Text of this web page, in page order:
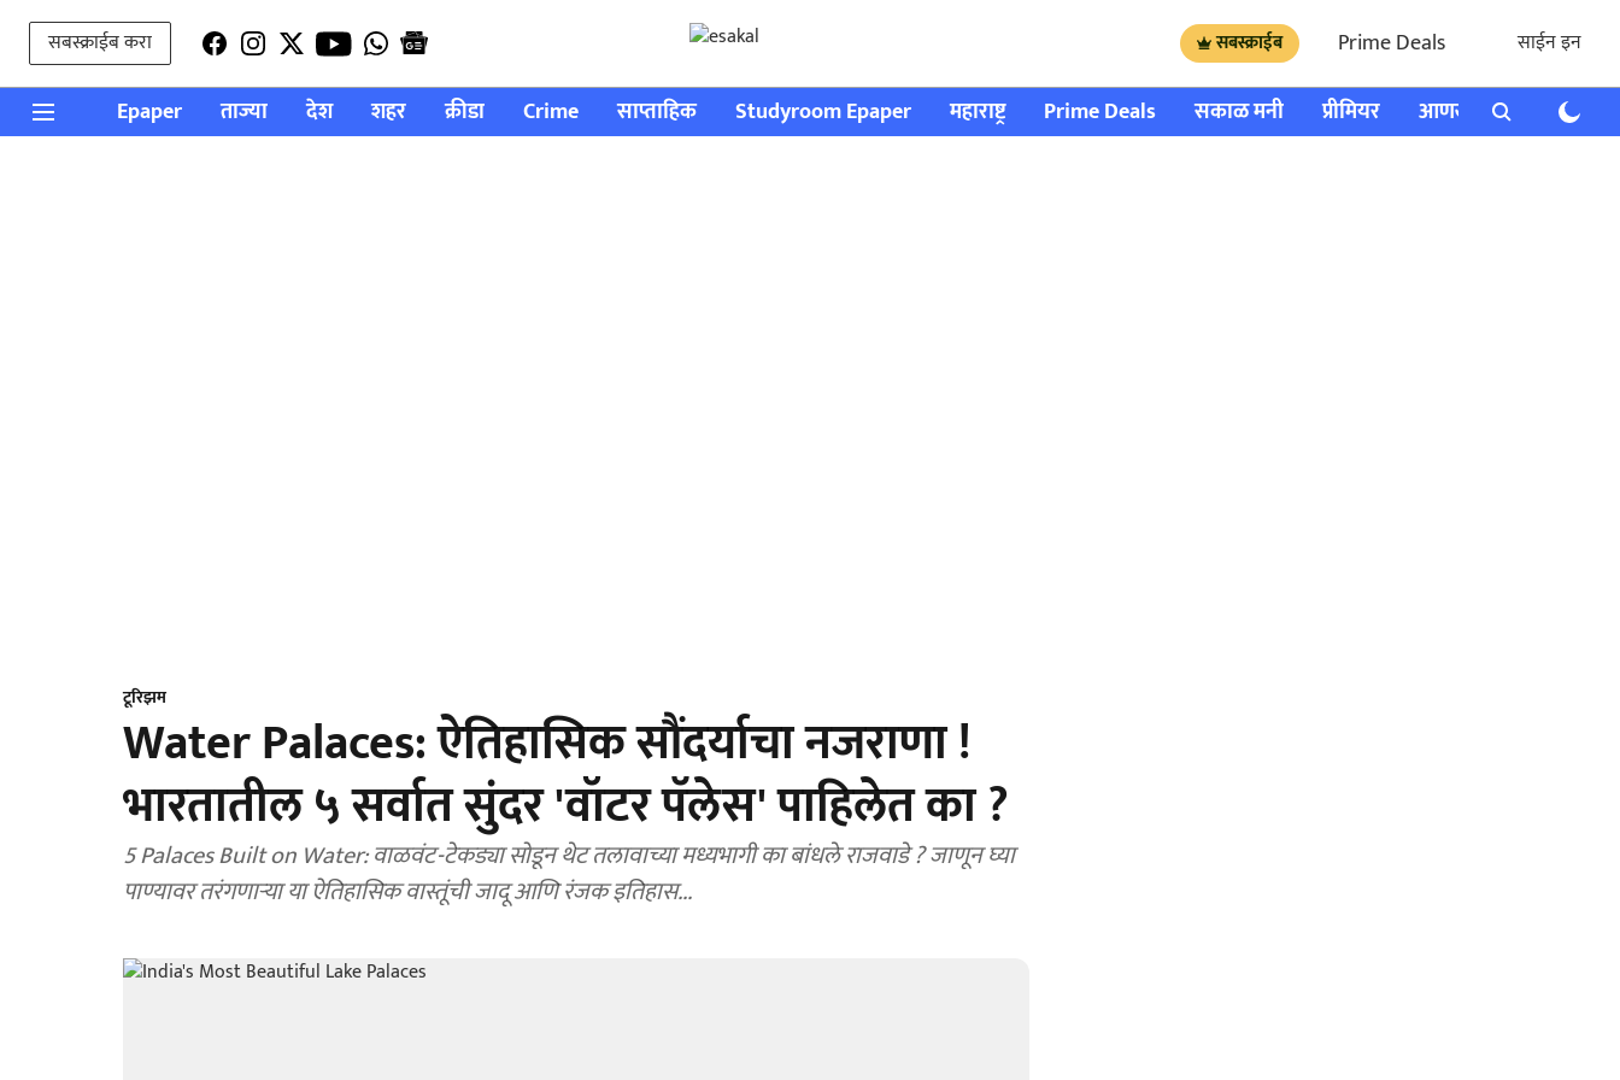
सबस्क्राईब करा सबस्क्राईब Prime Deals साईन इन
Epaper ताज्या देश शहर क्रीडा Crime साप्ताहिक Studyroom Epaper महाराष्ट्र Prime Deals सकाळ मनी प्रीमियर आणखी राशी भविष्य
टूरिझम
Water Palaces: ऐतिहासिक सौंदर्याचा नजराणा !
भारतातील ५ सर्वात सुंदर 'वॉटर पॅलेस' पाहिलेत का ?
5 Palaces Built on Water: वाळवंट-टेकड्या सोडून थेट तलावाच्या मध्यभागी का बांधले राजवाडे ? जाणून घ्या
पाण्यावर तरंगणाऱ्या या ऐतिहासिक वास्तूंची जादू आणि रंजक इतिहास...